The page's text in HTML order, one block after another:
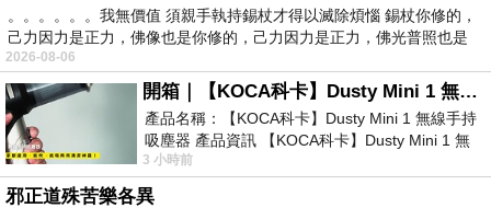
。。。。。。我無價值 須親手執持錫杖才得以滅除煩惱 錫杖你修的，
己力因力是正力，佛像也是你修的，己力因力是正力，佛光普照也是
2026-08-06
開箱｜【KOCA科卡】Dusty Mini 1 無線手持吸塵器
產品名稱：【KOCA科卡】Dusty Mini 1 無線手持
吸塵器 產品資訊 【KOCA科卡】Dusty Mini 1 無
線手持吸塵器評語： 能吸、能吹兼具兩
3 小時前
邪正道殊苦樂各異